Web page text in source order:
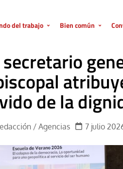
del trabajo
es para la vida
Boletín informativo del
amor en el mundo
Bien común
Economía
secretario
de la
/ Agencias 7 julio